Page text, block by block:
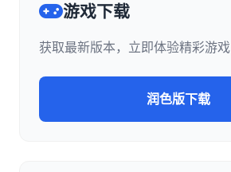
游戏下载
获取最新版本，立即体验精彩游戏
润色版下载